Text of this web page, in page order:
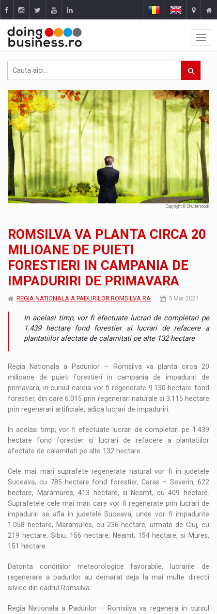
Copyright © Shutterstock
ROMSILVA VA PLANTA CIRCA 20
MILIOANE DE PUIETI
FORESTIERI IN CAMPANIA DE
IMPADURIRI DE PRIMAVARA
REGIA NATIONALA A PADURILOR ROMSILVA RA 5 Mar 2021
In acelasi timp, vor fi efectuate lucrari de completari pe
1.439 hectare fond forestier si lucrari de refacere a
plantatiilor afectate de calamitati pe alte 132 hectare
Regia Nationala a Padurilor – Romsilva va planta circa 20
milioane de puieti forestieri in campania de impaduriri de
primavara, in cursul careia vor fi regenerate 9.130 hectare fond
forestier, din care 6.015 prin regenerari naturale si 3.115 hectare
prin regenerari artificiale, adica lucrari de impaduriri.
In acelasi timp, vor fi efectuate lucrari de completari pe 1.439
hectare fond forestier si lucrari de refacere a plantatiilor
afectate de calamitati pe alte 132 hectare.
Cele mai mari suprafete regenerate natural vor fi in judetele
Suceava, cu 785 hectare fond forestier, Caras – Severin, 622
hectare, Maramures, 413 hectare, si Neamt, cu 409 hectare.
Suprafetele cele mai mari care vor fi regenerate prin lucrari de
impaduriri se afla in judetele Suceava, unde vor fi impadurite
1.058 hectare, Maramures, cu 236 hectare, urmate de Cluj, cu
219 hectare, Sibiu, 156 hectare, Neamt, 154 hectare, si Mures,
151 hectare.
Datorita conditiilor meteorologice favorabile, lucrarile de
regenerare a padurilor au demarat deja la mai multe directii
silvice din cadrul Romsilva.
Regia Nationala a Padurilor – Romsilva va regenera in cursul